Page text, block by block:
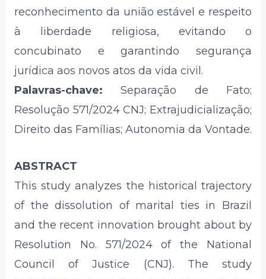
reconhecimento da união estável e respeito
à liberdade religiosa, evitando o
concubinato e garantindo segurança
jurídica aos novos atos da vida civil.
Palavras-chave:Separação de Fato;
Resolução 571/2024 CNJ; Extrajudicialização;
Direito das Famílias; Autonomia da Vontade.
ABSTRACT
This study analyzes the historical trajectory
of the dissolution of marital ties in Brazil
and the recent innovation brought about by
Resolution No. 571/2024 of the National
Council of Justice (CNJ). The study